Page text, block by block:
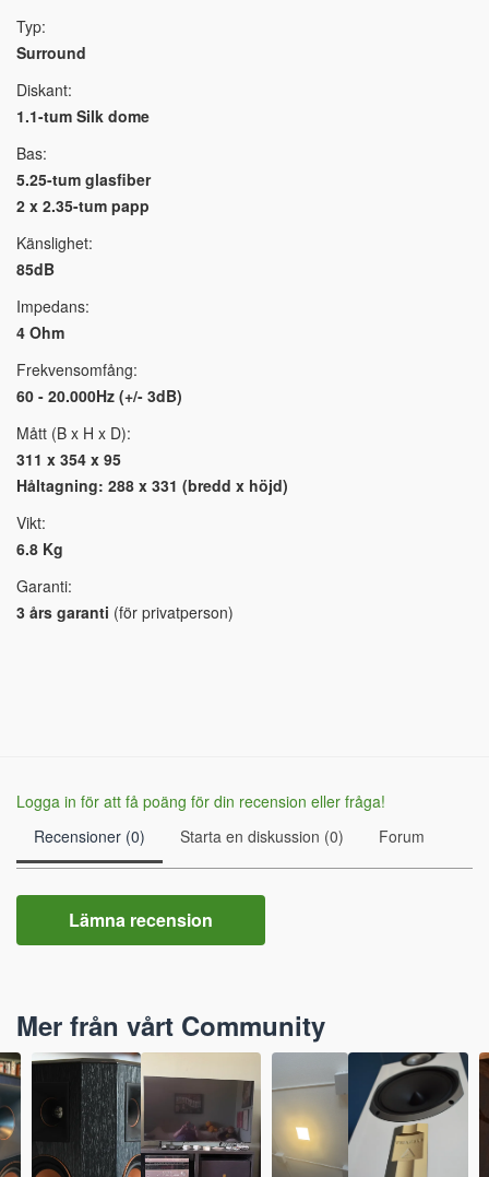
Typ:
Surround
Diskant:
1.1-tum Silk dome
Bas:
5.25-tum glasfiber
2 x 2.35-tum papp
Känslighet:
85dB
Impedans:
4 Ohm
Frekvensomfång:
60 - 20.000Hz (+/- 3dB)
Mått (B x H x D):
311 x 354 x 95
Håltagning: 288 x 331 (bredd x höjd)
Vikt:
6.8 Kg
Garanti:
3 års garanti (för privatperson)
Logga in för att få poäng för din recension eller fråga!
Recensioner (0)
Starta en diskussion (0) Forum
Lämna recension
Mer från vårt Community